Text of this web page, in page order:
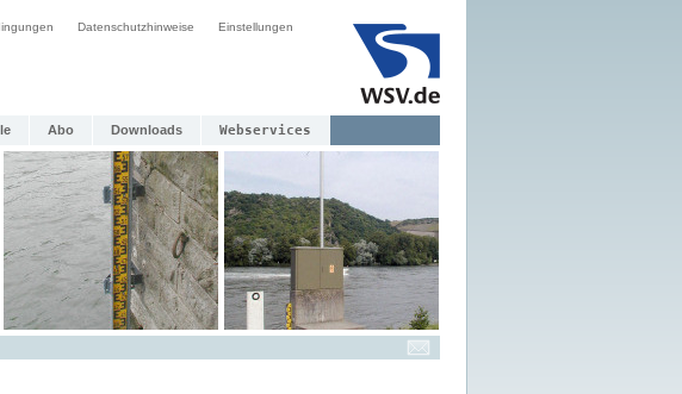
Datenschutzhinweise Einstellungen
Abo Downloads Webservices